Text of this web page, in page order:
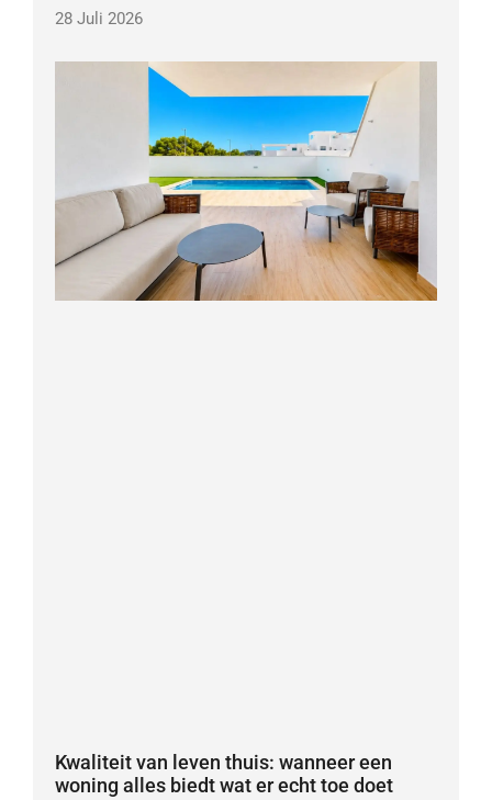
28 Juli 2026
Kwaliteit van leven thuis: wanneer een
woning alles biedt wat er echt toe doet